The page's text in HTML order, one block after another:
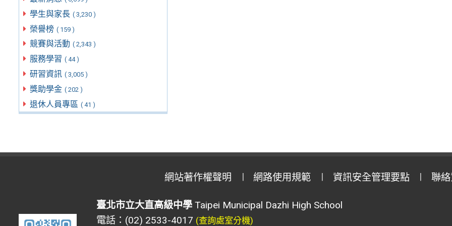
學生與家長 ( 3,230 )
榮譽榜 ( 159 )
競賽與活動 ( 2,343 )
服務學習 ( 44 )
研習資訊 ( 3,005 )
獎助學金 ( 202 )
退休人員專區 ( 41 )
網站著作權聲明 網路使用規範 資訊安全管理要點 聯
臺北市立大直高級中學Taipei Municipal Dazhi High School
電話：(02) 2533-4017 (查詢處室分機)